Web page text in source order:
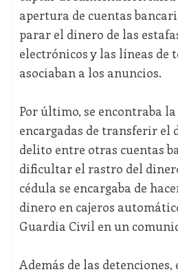
apertura de cuentas
parar el dinero de las
electrónicos y las líneas de
asociaban a los anuncios.
Por último, se encontraba
encargadas de transferir el
delito entre otras cuentas
dificultar el rastro del
cédula se encargaba de
dinero en cajeros
Guardia Civil en un
Además de las